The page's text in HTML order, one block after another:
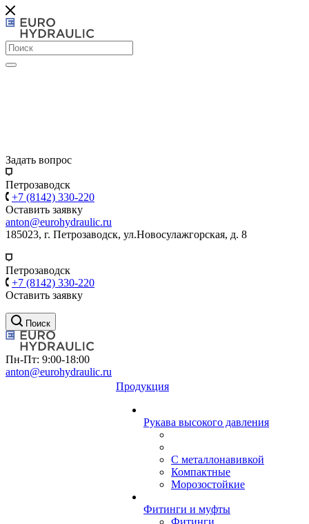
Задать вопрос
Петрозаводск
+7 (8142) 330-220
Оставить заявку
anton@eurohydraulic.ru
185023, г. Петрозаводск, ул.Новосулажгорская, д. 8
Петрозаводск
+7 (8142) 330-220
Оставить заявку
Поиск
Пн-Пт: 9:00-18:00
anton@eurohydraulic.ru
Продукция
Рукава высокого давления
С металлонавивкой
Компактные
Морозостойкие
Фитинги и муфты
Фитинги